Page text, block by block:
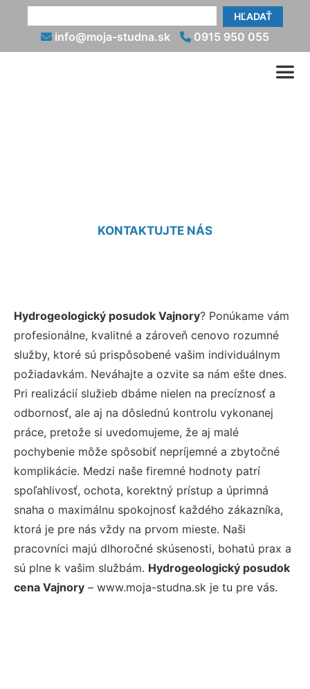
HĽADAŤ
info@moja-studna.sk 0915 950 055
KONTAKTUJTE NÁS
Hydrogeologický posudok Vajnory? Ponúkame vám
profesionálne, kvalitné a zároveň cenovo rozumné
služby, ktoré sú prispôsobené vašim individuálnym
požiadavkám. Neváhajte a ozvite sa nám ešte dnes.
Pri realizácií služieb dbáme nielen na precíznosť a
odbornosť, ale aj na dôslednú kontrolu vykonanej
práce, pretože si uvedomujeme, že aj malé
pochybenie môže spôsobiť nepríjemné a zbytočné
komplikácie. Medzi naše firemné hodnoty patrí
spoľahlivosť, ochota, korektný prístup a úprimná
snaha o maximálnu spokojnosť každého zákazníka,
ktorá je pre nás vždy na prvom mieste. Naši
pracovníci majú dlhoročné skúsenosti, bohatú prax a
sú plne k vašim službám. Hydrogeologický posudok
cena Vajnory – www.moja-studna.sk je tu pre vás.